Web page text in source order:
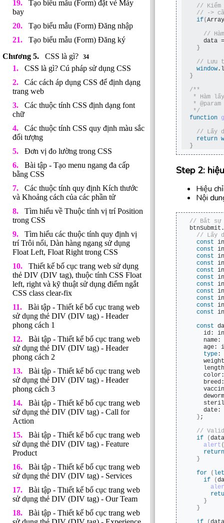
Tạo biểu mẫu (Form) đặt vé Máy
bay
Tạo biểu mẫu (Form) Đăng nhập
Tạo biểu mẫu (Form) Đăng ký
CSS là gì?
34
CSS là gì? Cú pháp sử dụng CSS
Các cách áp dụng CSS để định dạng
trang web
Các thuộc tính CSS định dạng font
chữ
Các thuộc tính CSS quy định màu sắc
đối tượng
Đơn vị đo lường trong CSS
Bài tập - Tạo menu ngang đa cấp
bằng CSS
Các thuộc tính quy định Kích thước
và Khoảng cách của các phần tử
Tìm hiểu về Thuộc tính vị trí Position
trong CSS
Tìm hiểu các thuộc tính quy định vị
trí Trôi nổi, Dàn hàng ngang sử dụng
Float Left, Float Right trong CSS
Thiết kế bố cục trang web sử dụng
thẻ DIV (DIV tag), thuộc tính CSS Float
left, right và kỹ thuật sử dụng điểm ngắt
CSS class clear-fix
Bài tập - Thiết kế bố cục trang web
sử dụng thẻ DIV (DIV tag) - Header
phong cách 1
Bài tập - Thiết kế bố cục trang web
sử dụng thẻ DIV (DIV tag) - Header
phong cách 2
Bài tập - Thiết kế bố cục trang web
sử dụng thẻ DIV (DIV tag) - Header
phong cách 3
Bài tập - Thiết kế bố cục trang web
sử dụng thẻ DIV (DIV tag) - Call for
Action
Bài tập - Thiết kế bố cục trang web
sử dụng thẻ DIV (DIV tag) - Feature
Product
Bài tập - Thiết kế bố cục trang web
sử dụng thẻ DIV (DIV tag) - Services
Bài tập - Thiết kế bố cục trang web
sử dụng thẻ DIV (DIV tag) - Our Team
Bài tập - Thiết kế bố cục trang web
// Kiểm
// ->
if(
//
data
}
// Lưu
window.
}
/**
* Hàm
*
*/
function
// Lấy
return
}
Step 2:
Hiệu
Nội
// Bắt sự
btnSubmit.
// Lấy
const
const
const
const
const
const
const
const
const
const
const
const
id:
name:
age:
type:
    date:
} ;
//
if
(
alert (
return
}
for ( let
if
(
}
}